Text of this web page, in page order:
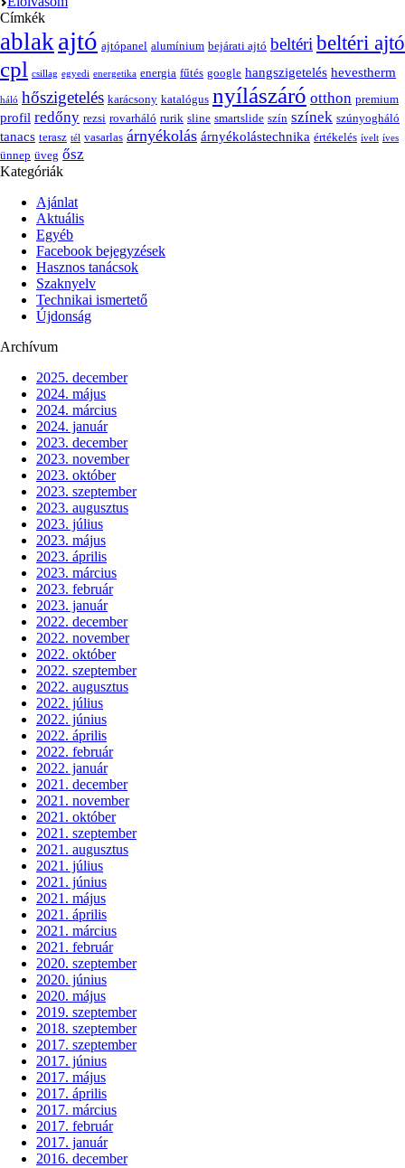
Címkék
ablakajtó ajtópanel alumínium bejárati ajtó beltéri beltéri ajtó
cpl csillag egyedi energetika energia fűtés google hangszigetelés hevestherm
háló hőszigetelés karácsony katalógus nyílászáró otthon premium
profil redőny rezsi rovarháló rurik sline smartslide szín színek szúnyogháló
tanacs terasz tél vasarlas árnyékolás árnyékolástechnika értékelés ívelt íves
ünnep üveg ősz
Kategóriák
Ajánlat
Aktuális
Egyéb
Facebook bejegyzések
Hasznos tanácsok
Szaknyelv
Technikai ismertető
Újdonság
Archívum
2025. december
2024. május
2024. március
2024. január
2023. december
2023. november
2023. október
2023. szeptember
2023. augusztus
2023. július
2023. május
2023. április
2023. március
2023. február
2023. január
2022. december
2022. november
2022. október
2022. szeptember
2022. augusztus
2022. július
2022. június
2022. április
2022. február
2022. január
2021. december
2021. november
2021. október
2021. szeptember
2021. augusztus
2021. július
2021. június
2021. május
2021. április
2021. március
2021. február
2020. szeptember
2020. június
2020. május
2019. szeptember
2018. szeptember
2017. szeptember
2017. június
2017. május
2017. április
2017. március
2017. február
2017. január
2016. december